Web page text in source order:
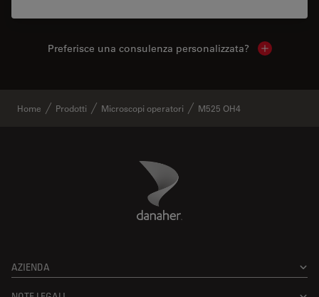
Preferisce una consulenza personalizzata? Show local
Home Prodotti Microscopi operatori M525 OH4
Danaher Logo
AZIENDA